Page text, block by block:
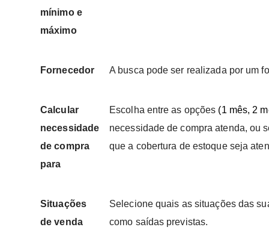
mínimo e
máximo
Fornecedor A busca pode ser realizada por um
Calcular
necessidade
de compra
para
Escolha entre as opções (1 mês, 2
necessidade de compra atenda, ou
que a cobertura de estoque seja
Situações
de venda
Selecione quais as situações das
como saídas previstas.